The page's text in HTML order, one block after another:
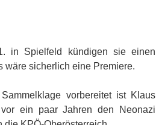
in Spielfeld kündigen sie einen
wäre sicherlich eine Premiere.
vorbereitet ist Klaus
ein paar Jahren den Neonazi